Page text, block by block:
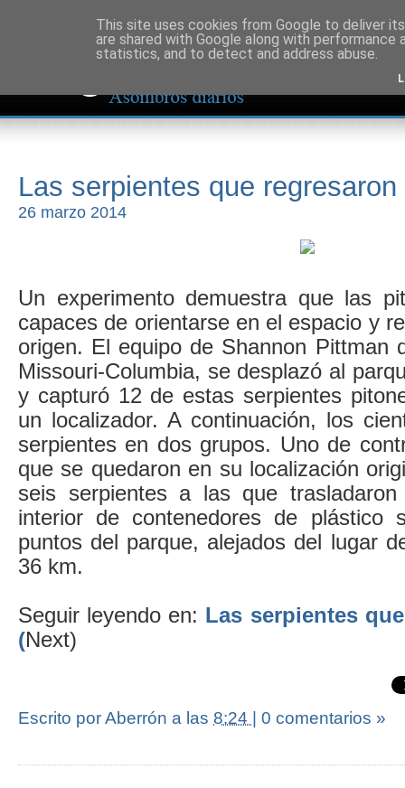
Las serpientes que
26 marzo 2014
Un experimento demuestra que las
capaces de orientarse en el espacio y
origen. El equipo de Shannon Pittman
Missouri-Columbia, se desplazó al
y capturó 12 de estas serpientes
un localizador. A continuación, los
serpientes en dos grupos. Uno de
que se quedaron en su localización
seis serpientes a las que
interior de contenedores de plástico
puntos del parque, alejados del lugar
36 km.
Seguir leyendo en: Las serpientes
(Next)
Escrito por Aberrón a las 8:24 | 0 comentarios »
This site uses cookies from Google to deliver
are shared with Google along with
statistics, and to detect and address abuse.